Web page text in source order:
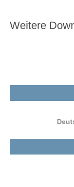
Weitere